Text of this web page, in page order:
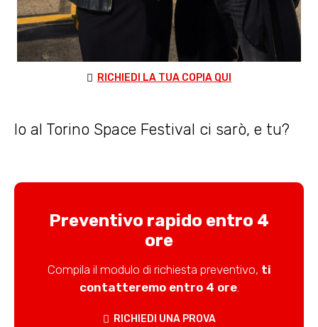
RICHIEDI LA TUA COPIA QUI
Io al Torino Space Festival ci sarò, e tu?
Preventivo rapido entro 4
ore
Compila il modulo di richiesta preventivo, ti
contatteremo entro 4 ore.
RICHIEDI UNA PROVA